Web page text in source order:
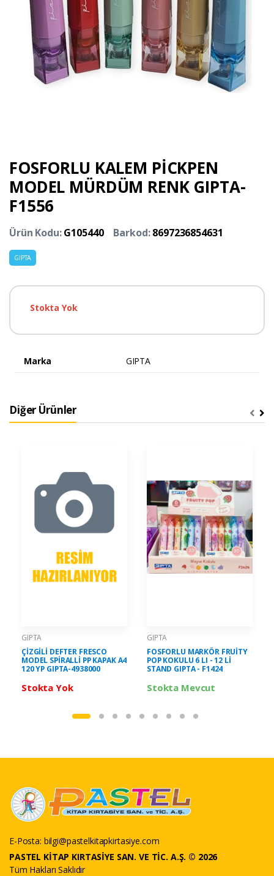
FOSFORLU KALEM PİCKPEN
MODEL MÜRDÜM RENK GIPTA-
F1556
Ürün Kodu:G105440 Barkod:8697236854631
GIPTA
Stokta Yok
Marka GIPTA
Diğer Ürünler
GIPTA
ÇİZGİLİ DEFTER FRESCO
MODEL SPİRALLİ PP KAPAK A4
120 YP GIPTA-4938000
Stokta Yok
GIPTA
FOSFORLU MARKÖR FRUİTY
POP KOKULU 6 LI - 12 Lİ
STAND GIPTA - F1424
Stokta Mevcut
E-Posta: bilgi@pastelkitapkirtasiye.com
PASTEL KİTAP KIRTASİYE SAN. VE TİC. A.Ş. © 2026
Tüm Hakları Saklıdır